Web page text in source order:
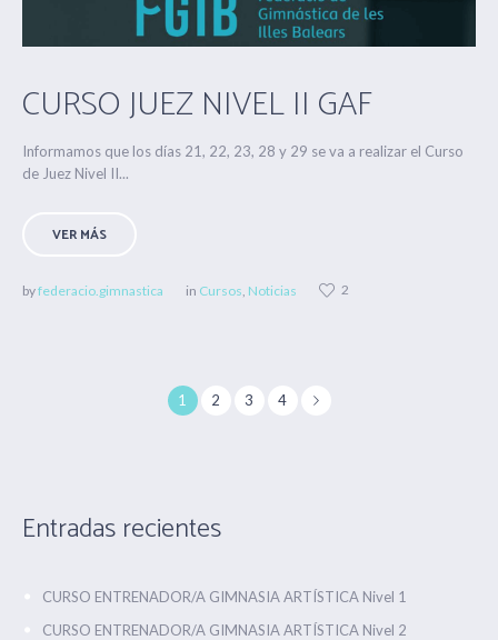
CURSO JUEZ NIVEL II GAF
Informamos que los días 21, 22, 23, 28 y 29 se va a realizar el Curso
de Juez Nivel II...
VER MÁS
byfederacio.gimnastica in Cursos Noticias 2
1 2 3 4
Entradas recientes
CURSO ENTRENADOR/A GIMNASIA ARTÍSTICA Nivel 1
CURSO ENTRENADOR/A GIMNASIA ARTÍSTICA Nivel 2